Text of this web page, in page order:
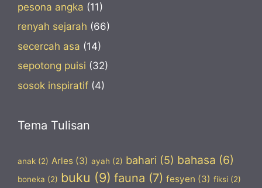
pesona angka (11)
renyah sejarah (66)
secercah asa (14)
sepotong puisi (32)
sosok inspiratif (4)
Tema Tulisan
anak (2) Arles (3) ayah (2) bahari (5) bahasa (6)
boneka (2) buku (9) fauna (7) fesyen (3) fiksi (2)